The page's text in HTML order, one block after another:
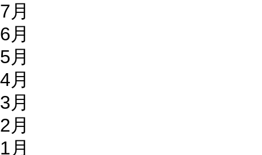
7月
6月
5月
4月
3月
2月
1月